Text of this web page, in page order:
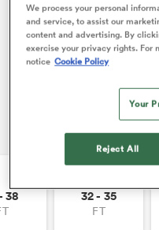
38 32 - 35
FT
We process your personal
and service, to assist our
content and advertising. By
exercise your privacy rights. For
notice Cookie Policy
Your
Reject All